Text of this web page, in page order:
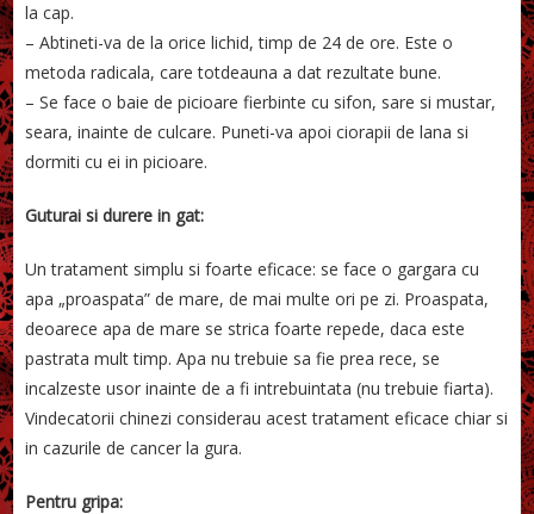
la cap.
– Abtineti-va de la orice lichid, timp de 24 de ore. Este o
metoda radicala, care totdeauna a dat rezultate bune.
– Se face o baie de picioare fierbinte cu sifon, sare si mustar,
seara, inainte de culcare. Puneti-va apoi ciorapii de lana si
dormiti cu ei in picioare.
Guturai si durere in gat:
Un tratament simplu si foarte eficace: se face o gargara cu
apa „proaspata” de mare, de mai multe ori pe zi. Proaspata,
deoarece apa de mare se strica foarte repede, daca este
pastrata mult timp. Apa nu trebuie sa fie prea rece, se
incalzeste usor inainte de a fi intrebuintata (nu trebuie fiarta).
Vindecatorii chinezi considerau acest tratament eficace chiar si
in cazurile de cancer la gura.
Pentru gripa: